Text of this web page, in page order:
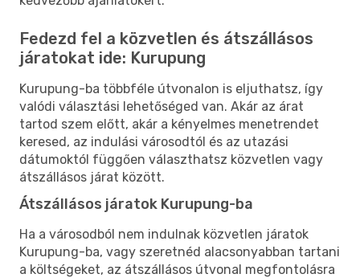
Fedezd fel a közvetlen és átszállásos
járatokat ide: Kurupung
Kurupung-ba többféle útvonalon is eljuthatsz, így
valódi választási lehetőséged van. Akár az árat
tartod szem előtt, akár a kényelmes menetrendet
keresed, az indulási városodtól és az utazási
dátumoktól függően választhatsz közvetlen vagy
átszállásos járat között.
Átszállásos járatok Kurupung-ba
Ha a városodból nem indulnak közvetlen járatok
Kurupung-ba, vagy szeretnéd alacsonyabban tartani
a költségeket, az átszállásos útvonal megfontolásra